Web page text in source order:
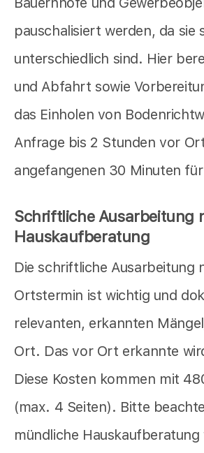
pauschalisiert werden, da sie
unterschiedlich sind. Hier
und Abfahrt sowie
das Einholen von
Anfrage bis 2 Stunden vor
angefangenen 30 Minuten
Schriftliche Ausarbeitung
Hauskaufberatung
Die schriftliche Ausarbeitung
Ortstermin ist wichtig und
relevanten, erkannten
Ort. Das vor Ort erkannte
Diese Kosten kommen mit
(max. 4 Seiten). Bitte
mündliche